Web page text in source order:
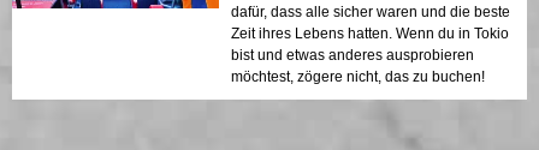
dafür, dass alle sicher waren und die beste
Zeit ihres Lebens hatten. Wenn du in Tokio
bist und etwas anderes ausprobieren
möchtest, zögere nicht, das zu buchen!